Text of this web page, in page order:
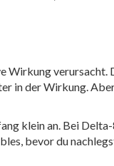
Wirkung
in der Wirkung.
klein an. Bei
bevor du